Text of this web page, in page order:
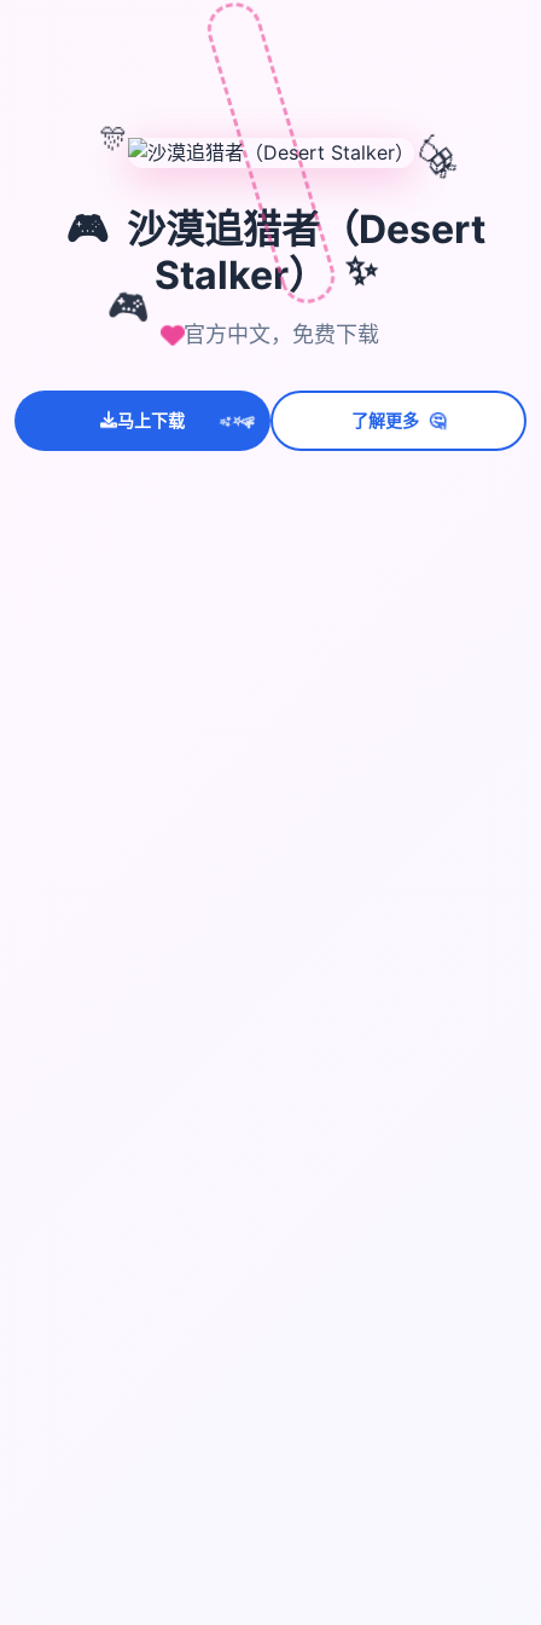
🎮
🎮 沙漠追猎者（Desert
Stalker） ✨
官方中文，免费下载
马上下载 ✨⭐💫 了解更多 🤔
🎈
🎊
🎁